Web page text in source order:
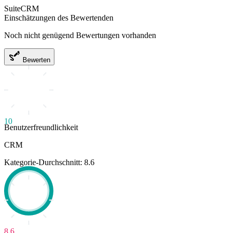
SuiteCRM
Einschätzungen des Bewertenden
Noch nicht genügend Bewertungen vorhanden
Bewerten
10
Benutzerfreundlichkeit
CRM
Kategorie-Durchschnitt: 8.6
8.6